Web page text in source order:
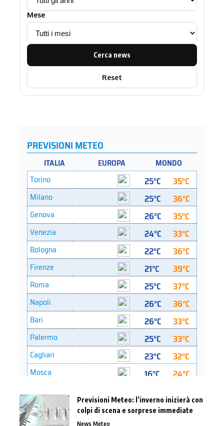
Mese
Cerca news
Reset
Previsioni Meteo: l’inverno inizierà con
colpi di scena e sorprese immediate
News Meteo